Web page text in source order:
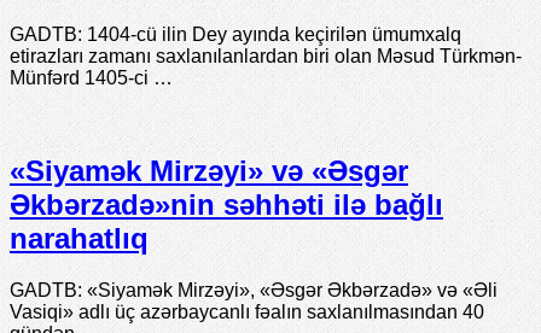
GADTB: 1404-cü ilin Dey ayında keçirilən ümumxalq
etirazları zamanı saxlanılanlardan biri olan Məsud Türkmən-
Münfərd 1405-ci …
«Siyamək Mirzəyi» və «Əsgər
Əkbərzadə»nin səhhəti ilə bağlı
narahatlıq
GADTB: «Siyamək Mirzəyi», «Əsgər Əkbərzadə» və «Əli
Vasiqi» adlı üç azərbaycanlı fəalın saxlanılmasından 40